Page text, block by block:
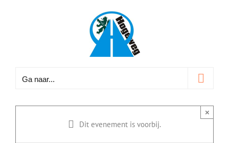
Ga naar...
Dit evenement is voorbij.
×